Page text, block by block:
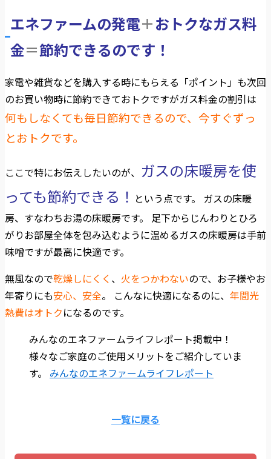
エネファームの発電＋おトクなガス料
金＝節約できるのです！
家電や雑貨などを購入する時にもらえる「ポイント」も次回
のお買い物時に節約できておトクですがガス料金の割引は
何もしなくても毎日節約できるので、今すぐずっ
とおトクです。
ここで特にお伝えしたいのが、 ガスの床暖房を使
っても節約できる！ という点です。 ガスの床暖
房、すなわちお湯の床暖房です。 足下からじんわりとひろ
がりお部屋全体を包み込むように温めるガスの床暖房は手前
味噌ですが最高に快適です。
無風なので乾燥しにくく 、 火をつかわないので、お子様やお
年寄りにも安心、安全。 こんなに快適になるのに、 年間光
熱費はオトクになるのです。
みんなのエネファームライフレポート掲載中！
様々なご家庭のご使用メリットをご紹介していま
す。 みんなのエネファームライフレポート
一覧に戻る